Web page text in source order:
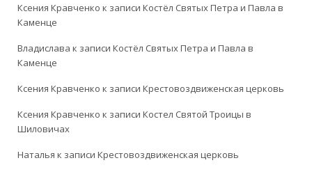
Ксения Кравченко к записи Костёл Святых Петра и Павла в
Каменце
Владислава к записи Костёл Святых Петра и Павла в
Каменце
Ксения Кравченко к записи Крестовоздвиженская церковь
Ксения Кравченко к записи Костел Святой Троицы в
Шиловичах
Наталья к записи Крестовоздвиженская церковь